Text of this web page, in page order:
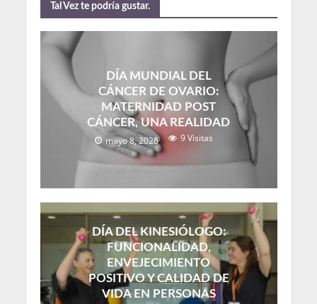
Tal Vez te podría gustar.
DÍA MUNDIAL DEL
CÁNCER DE OVARIO:
MATERNIDAD POST
CÁNCER, UNA REALIDAD
mayo 8, 2026 9 Visitas
DÍA DEL KINESIÓLOGO:
FUNCIONALIDAD,
ENVEJECIMIENTO
POSITIVO Y CALIDAD DE
VIDA EN PERSONAS